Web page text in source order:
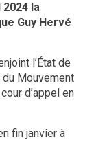
la
Guy Hervé
l’État de
du Mouvement
d’appel en
fin janvier à